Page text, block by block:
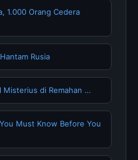
1.000 Orang Cedera
Rusia
Misterius di Remahan …
Must Know Before You